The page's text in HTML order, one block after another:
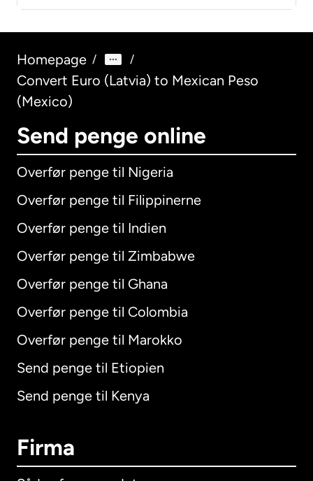
Homepage / /
Convert Euro (Latvia) to Mexican Peso
(Mexico)
Send penge online
Overfør penge til Nigeria
Overfør penge til Filippinerne
Overfør penge til Indien
Overfør penge til Zimbabwe
Overfør penge til Ghana
Overfør penge til Colombia
Overfør penge til Marokko
Send penge til Etiopien
Send penge til Kenya
Firma